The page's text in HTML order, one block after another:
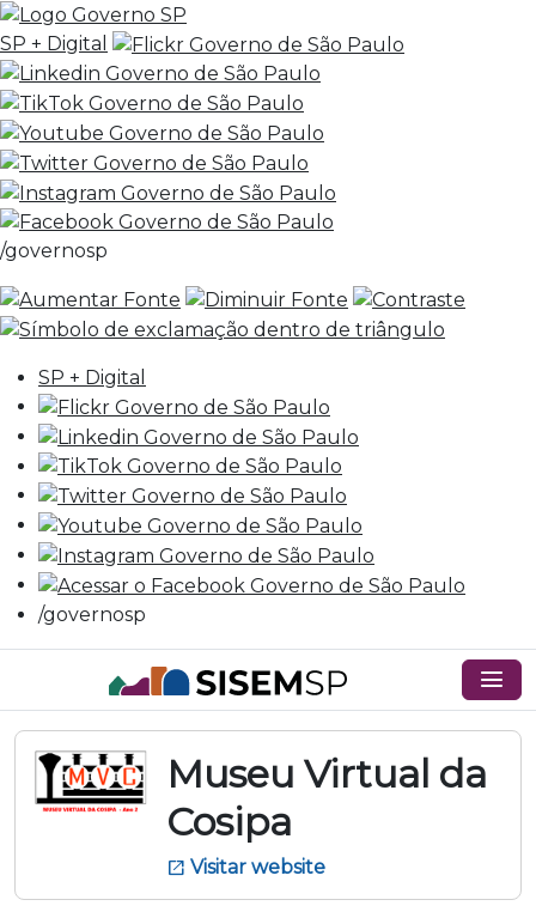
SP + Digital
/governosp
SP + Digital
/governosp
menu
Museu Virtual da
Cosipa
open_in_new Visitar website